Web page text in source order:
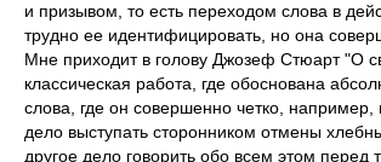
и призывом, то есть переходом слова в
трудно ее идентифицировать, но она
Мне приходит в голову Джозеф Стюарт "О
классическая работа, где обоснована
слова, где он совершенно четко, например,
дело выступать сторонником отмены
другое дело говорить обо всем этом перед